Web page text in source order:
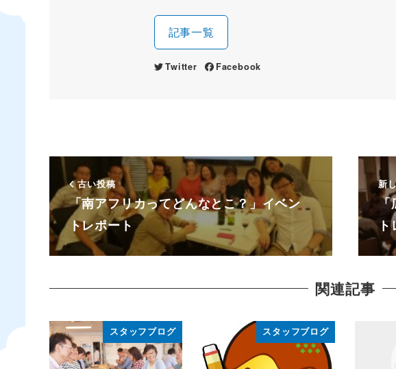
記事一覧
Twitter Facebook
古い投稿
「南アフリカってどんなとこ？」イベン
トレポート
新
ト
関連記事
スタッフブログ スタッフブログ